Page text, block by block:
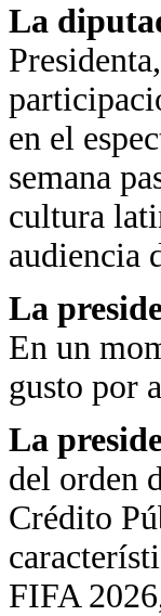
La
en el
semana
cultura
audiencia
La
En un
gusto por
La
del orden
Crédito
FIFA